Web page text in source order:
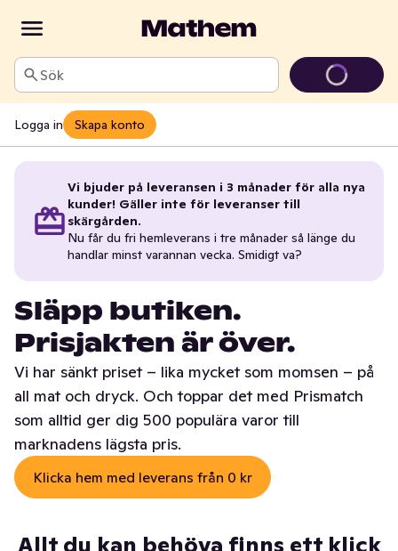
Sök
Logga in Skapa konto
Vi bjuder på leveransen i 3 månader för alla nya
kunder! Gäller inte för leveranser till
skärgården.
Nu får du fri hemleverans i tre månader så länge du
handlar minst varannan vecka. Smidigt va?
Släpp butiken.
Prisjakten är över.
Vi har sänkt priset – lika mycket som momsen – på
all mat och dryck. Och toppar det med Prismatch
som alltid ger dig 500 populära varor till
marknadens lägsta pris.
Klicka hem med leverans från 0 kr
Allt du kan behöva finns ett klick